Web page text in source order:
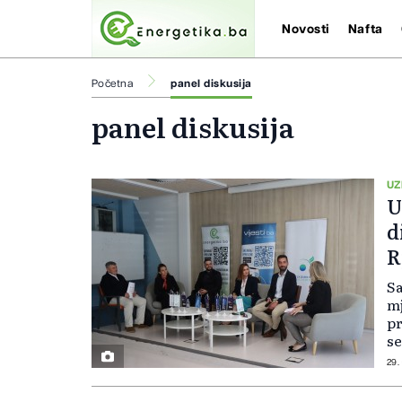
Novosti Nafta
Početna panel diskusija
panel diskusija
29.